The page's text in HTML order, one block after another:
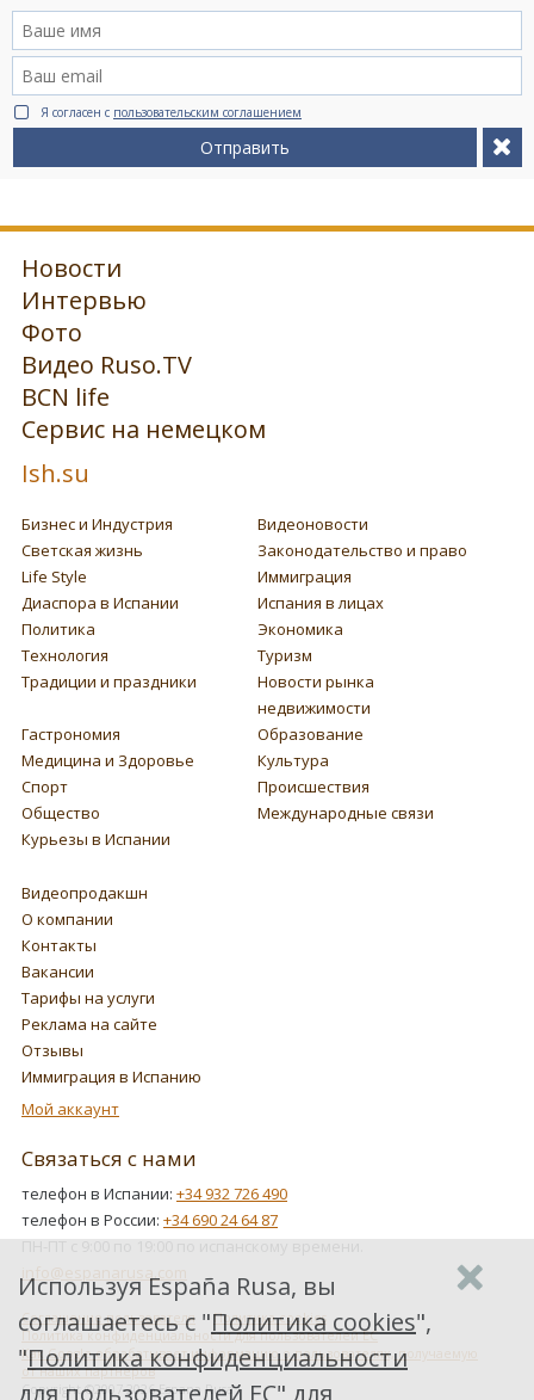
Я согласен с пользовательским соглашением
Отправить
Новости
Интервью
Фото
Видео Ruso.TV
BCN life
Сервис на немецком
Ish.su
Бизнес и Индустрия
Видеоновости
Светская жизнь
Законодательство и право
Life Style
Иммиграция
Диаспора в Испании
Испания в лицах
Политика
Экономика
Технология
Туризм
Традиции и праздники
Новости рынка
недвижимости
Гастрономия
Образование
Медицина и Здоровье
Культура
Спорт
Происшествия
Общество
Международные связи
Курьезы в Испании
Видеопродакшн
О компании
Контакты
Вакансии
Тарифы на услуги
Реклама на сайте
Отзывы
Иммиграция в Испанию
Мой аккаунт
Связаться с нами
телефон в Испании: +34 932 726 490
телефон в России: +34 690 24 64 87
info@espanarusa.com
Соглашение пользователя
Политика cookies
Политика конфиденциальности для пользователей ЕС
Как Google обрабатывает информацию о пользователях, получаемую
от наших партнеров
Copyright ©2007-2026 Espana Rusa
Используя España Rusa, вы
соглашаетесь с "Политика cookies",
"Политика конфиденциальности
для пользователей ЕС" для